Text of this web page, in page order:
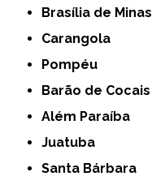
Brasília de Minas
Carangola
Pompéu
Barão de Cocais
Além Paraíba
Juatuba
Santa Bárbara